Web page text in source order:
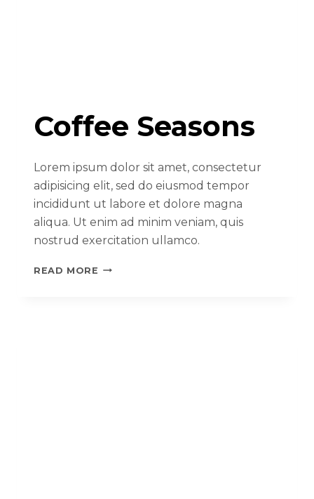
Coffee Seasons
Lorem ipsum dolor sit amet, consectetur
adipisicing elit, sed do eiusmod tempor
incididunt ut labore et dolore magna
aliqua. Ut enim ad minim veniam, quis
nostrud exercitation ullamco.
READ MORE